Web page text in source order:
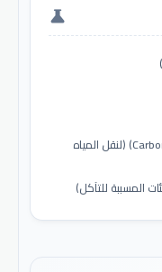
science
أنابيب الفولاذ الكربوني (Carbon Steel Pipes) (لنقل المياه